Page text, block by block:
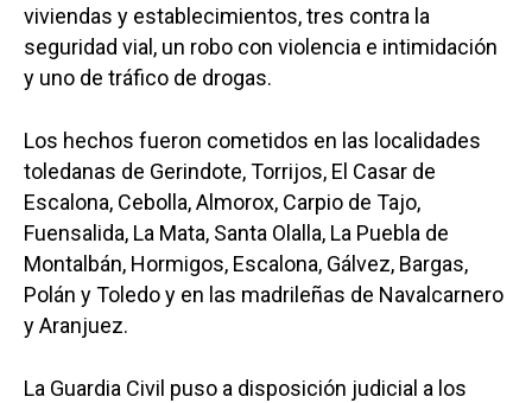
viviendas y establecimientos, tres contra la
seguridad vial, un robo con violencia e intimidación
y uno de tráfico de drogas.
Los hechos fueron cometidos en las localidades
toledanas de Gerindote, Torrijos, El Casar de
Escalona, Cebolla, Almorox, Carpio de Tajo,
Fuensalida, La Mata, Santa Olalla, La Puebla de
Montalbán, Hormigos, Escalona, Gálvez, Bargas,
Polán y Toledo y en las madrileñas de Navalcarnero
y Aranjuez.
La Guardia Civil puso a disposición judicial a los